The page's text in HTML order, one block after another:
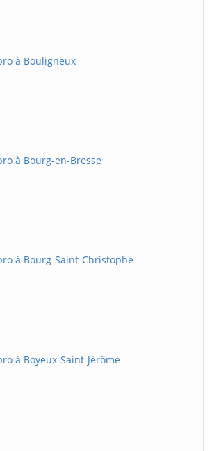
à Bouligneux
à Bourg-en-Bresse
à Bourg-Saint-Christophe
à Boyeux-Saint-Jérôme